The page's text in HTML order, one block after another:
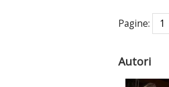
Pagine: 1
Autori